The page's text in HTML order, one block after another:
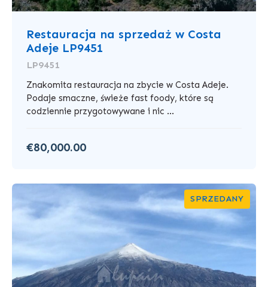
Restauracja na sprzedaż w Costa
Adeje LP9451
LP9451
Znakomita restauracja na zbycie w Costa Adeje.
Podaje smaczne, świeże fast foody, które są
codziennie przygotowywane i nic ...
€80,000.00
SPRZEDANY